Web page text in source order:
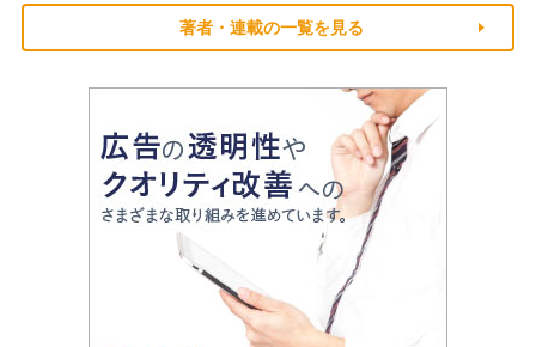
著者・連載の一覧を見る